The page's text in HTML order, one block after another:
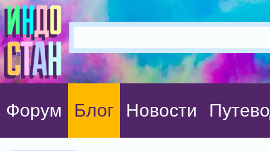
Форум Блог Новости